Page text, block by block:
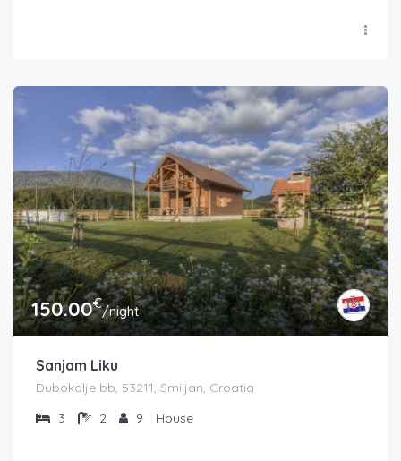
150.00€/night
Sanjam Liku
Dubokolje bb, 53211, Smiljan, Croatia
3
2 9 House